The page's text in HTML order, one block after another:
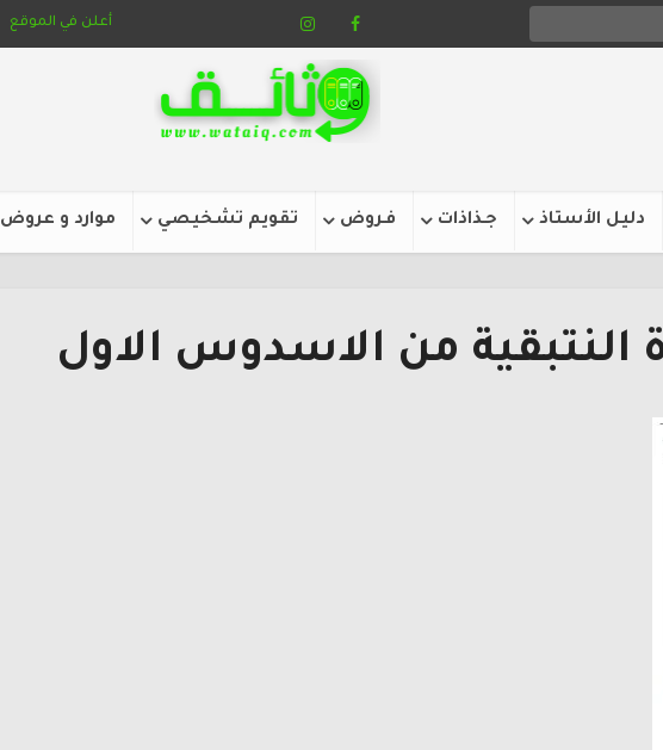
أعلن في الموقع
دليل الأستاذ جـذاذات فـروض تقويم تشخيصي موارد و عروض
النتبقية من الاسدوس الاول